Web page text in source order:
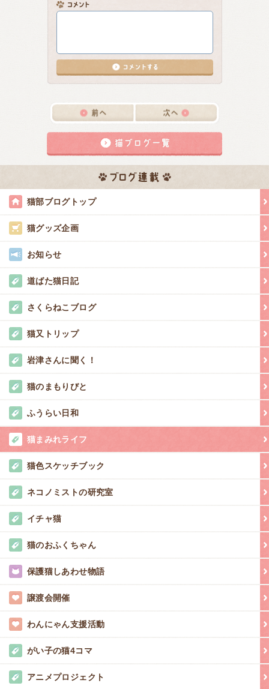
猫部ブログトップ
猫グッズ企画
お知らせ
道ばた猫日記
さくらねこブログ
猫又トリップ
岩津さんに聞く！
猫のまもりびと
ふうらい日和
猫まみれライフ
猫色スケッチブック
ネコノミストの研究室
イチャ猫
猫のおふくちゃん
保護猫しあわせ物語
譲渡会開催
わんにゃん支援活動
がい子の猫4コマ
アニメプロジェクト